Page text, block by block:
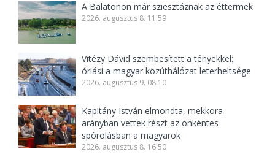
A Balatonon már sziesztáznak az éttermek
2026. augusztus 8. 11:59
Vitézy Dávid szembesített a tényekkel:
óriási a magyar közúthálózat leterheltsége
2026. augusztus 9. 08:10
Kapitány István elmondta, mekkora
arányban vettek részt az önkéntes
spórolásban a magyarok
2026. augusztus 8. 16:50